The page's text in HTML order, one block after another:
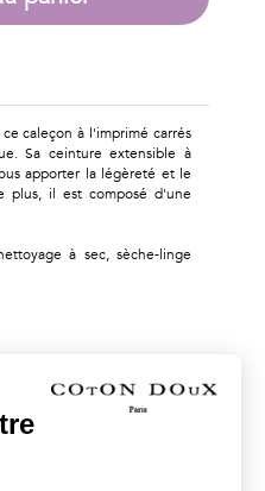
caleçon à l'imprimé carrés
Sa ceinture extensible à
apporter la légèreté et le
plus, il est composé d'une
à sec, sèche-linge